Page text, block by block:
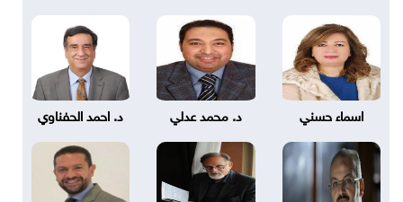
اسماء حسني د. محمد عدلي د. احمد الحفناوي